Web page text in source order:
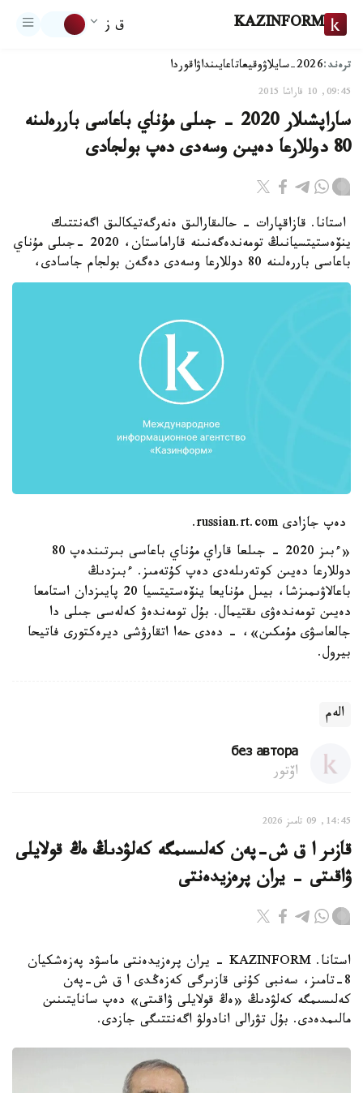
KAZINFORM ق ز
ترەند:2026-سايلاۋ وقيعاتاعايىنداۋاقوردا
09:45, 10 قاراشا 2015
ساراپشىلار 2020 - جىلى مۇناي باعاسى باررەلىنە
80 دوللارعا دەيىن وسەدى دەپ بولجادى
استانا. قازاقپارات - حالىقارالىق ەنەرگەتيكالىق اگەنتتىك
ينۆەستيتسيانىڭ تومەندەگەنىنە قاراماستان، 2020 -جىلى مۇناي
باعاسى باررەلىنە 80 دوللارعا وسەدى دەگەن بولجام جاسادى،
دەپ جازادى russian.rt.com.
«ءبىز 2020 - جىلعا قاراي مۇناي باعاسى بىرتىندەپ 80
دوللارعا دەيىن كوتەرىلەدى دەپ كۇتەمىز. ءبىزدىڭ
باعالاۋىمىزشا، بيىل مۇنايعا ينۆەستيتسيا 20 پايىزدان استامعا
دەيىن تومەندەۋى ىقتيمال. بۇل تومەندەۋ كەلەسى جىلى دا
جالعاسۋى مۇمكىن»، - دەدى حەا اتقارۋشى ديرەكتورى فاتيحا
بيرول.
الەم
без автора
اۆتور
14:45, 09 تامىز 2026
قازىر ا ق ش-پەن كەلىسىمگە كەلۋدىڭ ەڭ قولايلى
ۋاقىتى - يران پرەزيدەنتى
استانا. KAZINFORM - يران پرەزيدەنتى ماسۋد پەزەشكيان
8-تامىز، سەنبى كۇنى قازىرگى كەزەڭدى ا ق ش-پەن
كەلىسىمگە كەلۋدىڭ «ەڭ قولايلى ۋاقىتى» دەپ سانايتىنىن
مالىمدەدى. بۇل تۋرالى انادولۋ اگەنتتىگى جازدى.